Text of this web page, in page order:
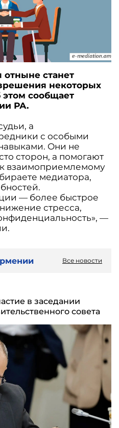
станет
некоторых
сообщает
РА.
а
с особыми
Они не
сторон, а помогают
взаимоприемлемому
медиатора,
— более быстрое
стресса,
—
Все новости
в заседании
совета